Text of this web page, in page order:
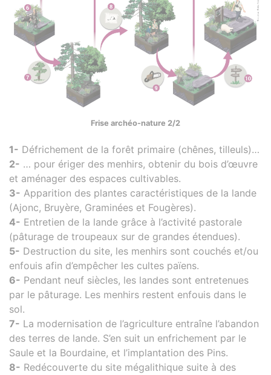
Frise archéo-nature 2/2
1- Défrichement de la forêt primaire (chênes, tilleuls)…
2- … pour ériger des menhirs, obtenir du bois d’œuvre
et aménager des espaces cultivables.
3- Apparition des plantes caractéristiques de la lande
(Ajonc, Bruyère, Graminées et Fougères).
4- Entretien de la lande grâce à l’activité pastorale
(pâturage de troupeaux sur de grandes étendues).
5- Destruction du site, les menhirs sont couchés et/ou
enfouis afin d’empêcher les cultes païens.
6- Pendant neuf siècles, les landes sont entretenues
par le pâturage. Les menhirs restent enfouis dans le
sol.
7- La modernisation de l’agriculture entraîne l’abandon
des terres de lande. S’en suit un enfrichement par le
Saule et la Bourdaine, et l’implantation des Pins.
8- Redécouverte du site mégalithique suite à des